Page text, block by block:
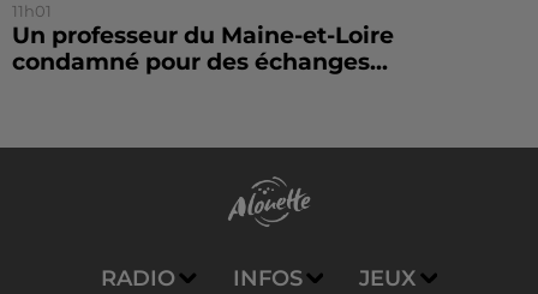
11h01
Un professeur du Maine-et-Loire
condamné pour des échanges...
RADIO INFOS JEUX